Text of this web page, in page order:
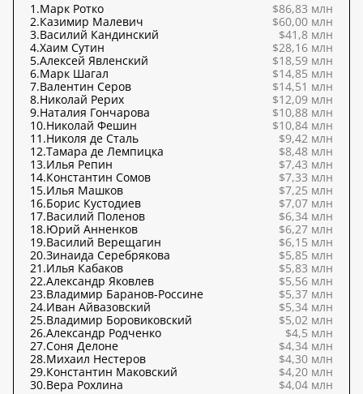
1.Марк Ротко
$86,83 млн
2.Казимир Малевич
$60,00 млн
3.Василий Кандинский
$41,8 млн
4.Хаим Сутин
$28,16 млн
5.Алексей Явленский
$18,59 млн
6.Марк Шагал
$14,85 млн
7.Валентин Серов
$14,51 млн
8.Николай Рерих
$12,09 млн
9.Наталия Гончарова
$10,88 млн
10.Николай Фешин
$10,84 млн
11.Николя де Сталь
$9,42 млн
12.Тамара де Лемпицка
$8,48 млн
13.Илья Репин
$7,43 млн
14.Константин Сомов
$7,33 млн
15.Илья Машков
$7,25 млн
16.Борис Кустодиев
$7,07 млн
17.Василий Поленов
$6,34 млн
18.Юрий Анненков
$6,27 млн
19.Василий Верещагин
$6,15 млн
20.Зинаида Серебрякова
$5,85 млн
21.Илья Кабаков
$5,83 млн
22.Александр Яковлев
$5,56 млн
23.Владимир Баранов-Россине
$5,37 млн
24.Иван Айвазовский
$5,34 млн
25.Владимир Боровиковский
$5,02 млн
26.Александр Родченко
$4,5 млн
27.Соня Делоне
$4,34 млн
28.Михаил Нестеров
$4,30 млн
29.Константин Маковский
$4,20 млн
30.Вера Рохлина $4,04 млн